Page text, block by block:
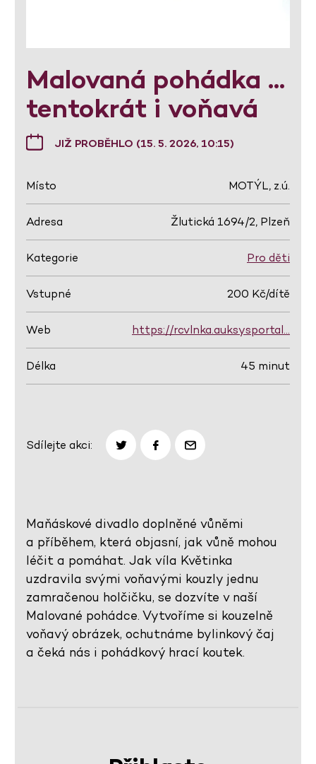
Malovaná pohádka ...
tentokrát i voňavá
JIŽ PROBĚHLO (15. 5. 2026, 10:15)
Místo MOTÝL, z.ú.
Adresa Žlutická 1694/2, Plzeň
Kategorie Pro děti
Vstupné 200 Kč/dítě
Web https://rcvlnka.auksysportal…
Délka 45 minut
Sdílejte akci:
Maňáskové divadlo doplněné vůněmi
a příběhem, která objasní, jak vůně mohou
léčit a pomáhat. Jak víla Květinka
uzdravila svými voňavými kouzly jednu
zamračenou holčičku, se dozvíte v naší
Malované pohádce. Vytvoříme si kouzelně
voňavý obrázek, ochutnáme bylinkový čaj
a čeká nás i pohádkový hrací koutek.